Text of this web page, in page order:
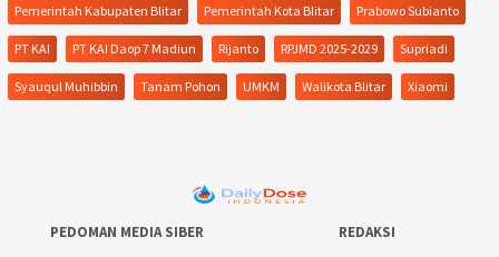
Pemerintah Kabupaten Blitar Pemerintah Kota Blitar Prabowo Subianto
PT KAI PT KAI Daop 7 Madiun Rijanto RPJMD 2025-2029 Supriadi
Syauqul Muhibbin Tanam Pohon UMKM Walikota Blitar Xiaomi
PEDOMAN MEDIA SIBER
REDAKSI